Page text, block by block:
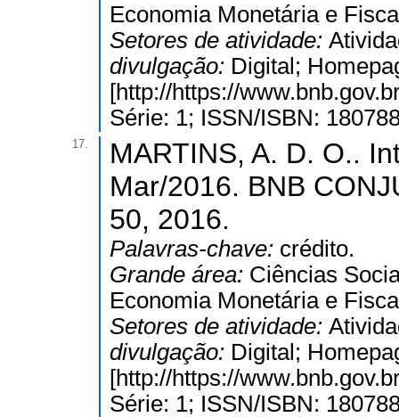
Economia Monetária e
Setores de atividade:
divulgação: Digital;
[http://https://
Série: 1; ISSN/ISBN:
17.
MARTINS, A. D. O..
Mar/2016. BNB
50, 2016.
Palavras-chave: crédito.
Grande área: Ciências
Economia Monetária e
Setores de atividade:
divulgação: Digital;
[http://https://
Série: 1; ISSN/ISBN: